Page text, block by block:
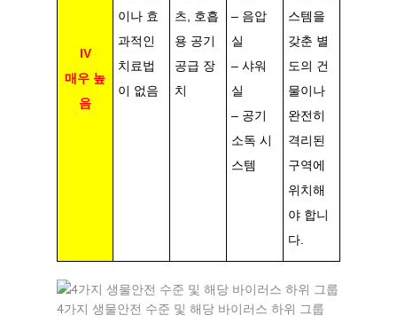
IV
매우 높
음
이나 효
과적인
치료법
이 없음
츠, 호흡
용 공기
공급 장
치
– 음압
실
– 샤워
실
– 공기
소독 시
스템
스템을
갖춘 별
도의 건
물이나
완전히
격리된
구역에
위치해
야 합니
다.
4가지 생물안전 수준 및 해당 바이러스 하위 그룹